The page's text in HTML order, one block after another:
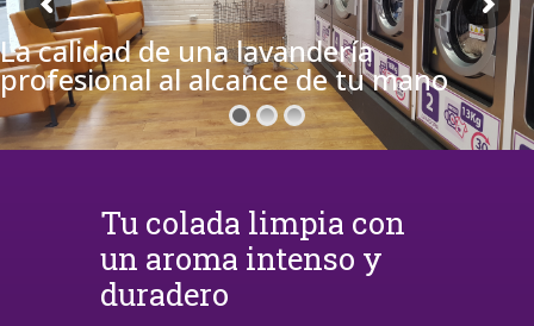
La calidad de una lavandería
profesional al alcance de tu mano
Tu colada limpia con
un aroma intenso y
duradero